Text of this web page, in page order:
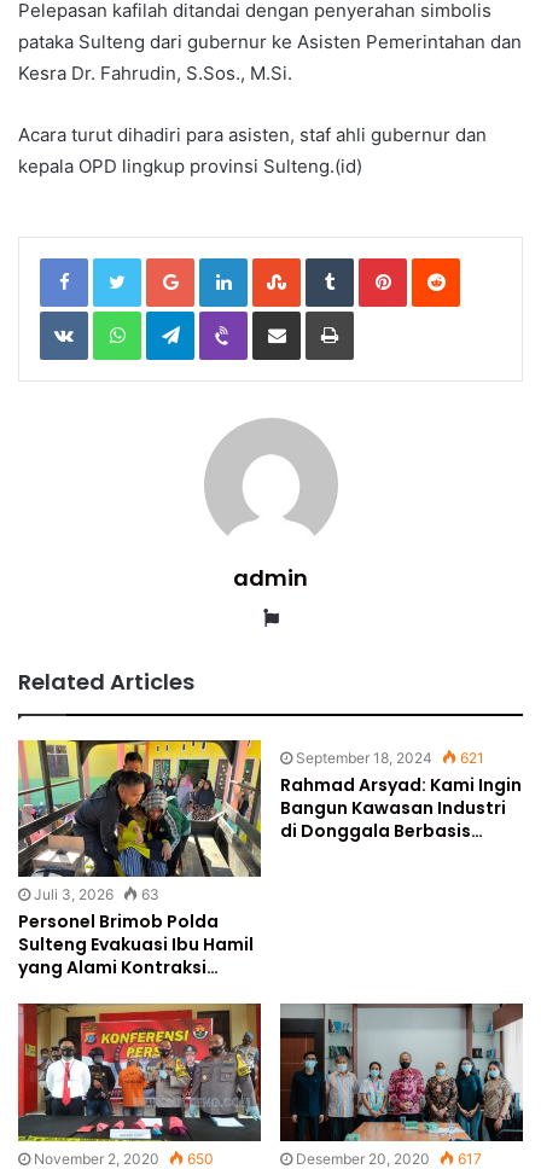
Pelepasan kafilah ditandai dengan penyerahan simbolis
pataka Sulteng dari gubernur ke Asisten Pemerintahan dan
Kesra Dr. Fahrudin, S.Sos., M.Si.
Acara turut dihadiri para asisten, staf ahli gubernur dan
kepala OPD lingkup provinsi Sulteng.(id)
Google+LinkedInStumbleUpon
TumblrPinterestReddit
VKontakteWhatsAppTelegramViber Share
Email
Print
admin
Website
Related Articles
Juli 3, 2026 63
Personel Brimob Polda
Sulteng Evakuasi Ibu Hamil
yang Alami Kontraksi…
September 18, 2024 621
Rahmad Arsyad: Kami Ingin
Bangun Kawasan Industri
di Donggala Berbasis…
November 2, 2020 650 Desember 20, 2020 617